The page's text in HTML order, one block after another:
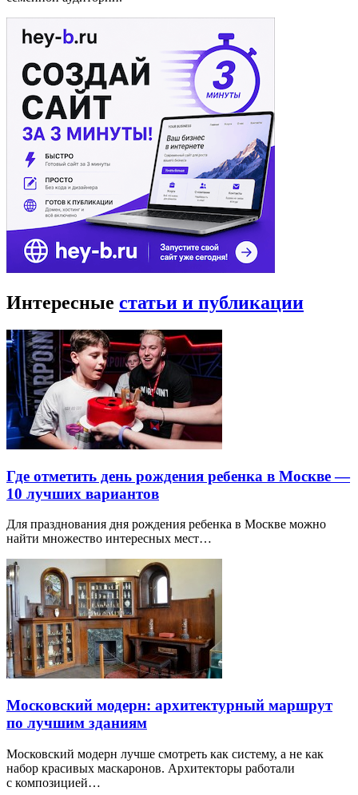
Интересные статьи и публикации
Где отметить день рождения ребенка в Москве —
10 лучших вариантов
Для празднования дня рождения ребенка в Москве можно
найти множество интересных мест…
Московский модерн: архитектурный маршрут
по лучшим зданиям
Московский модерн лучше смотреть как систему, а не как
набор красивых маскаронов. Архитекторы работали
с композицией…